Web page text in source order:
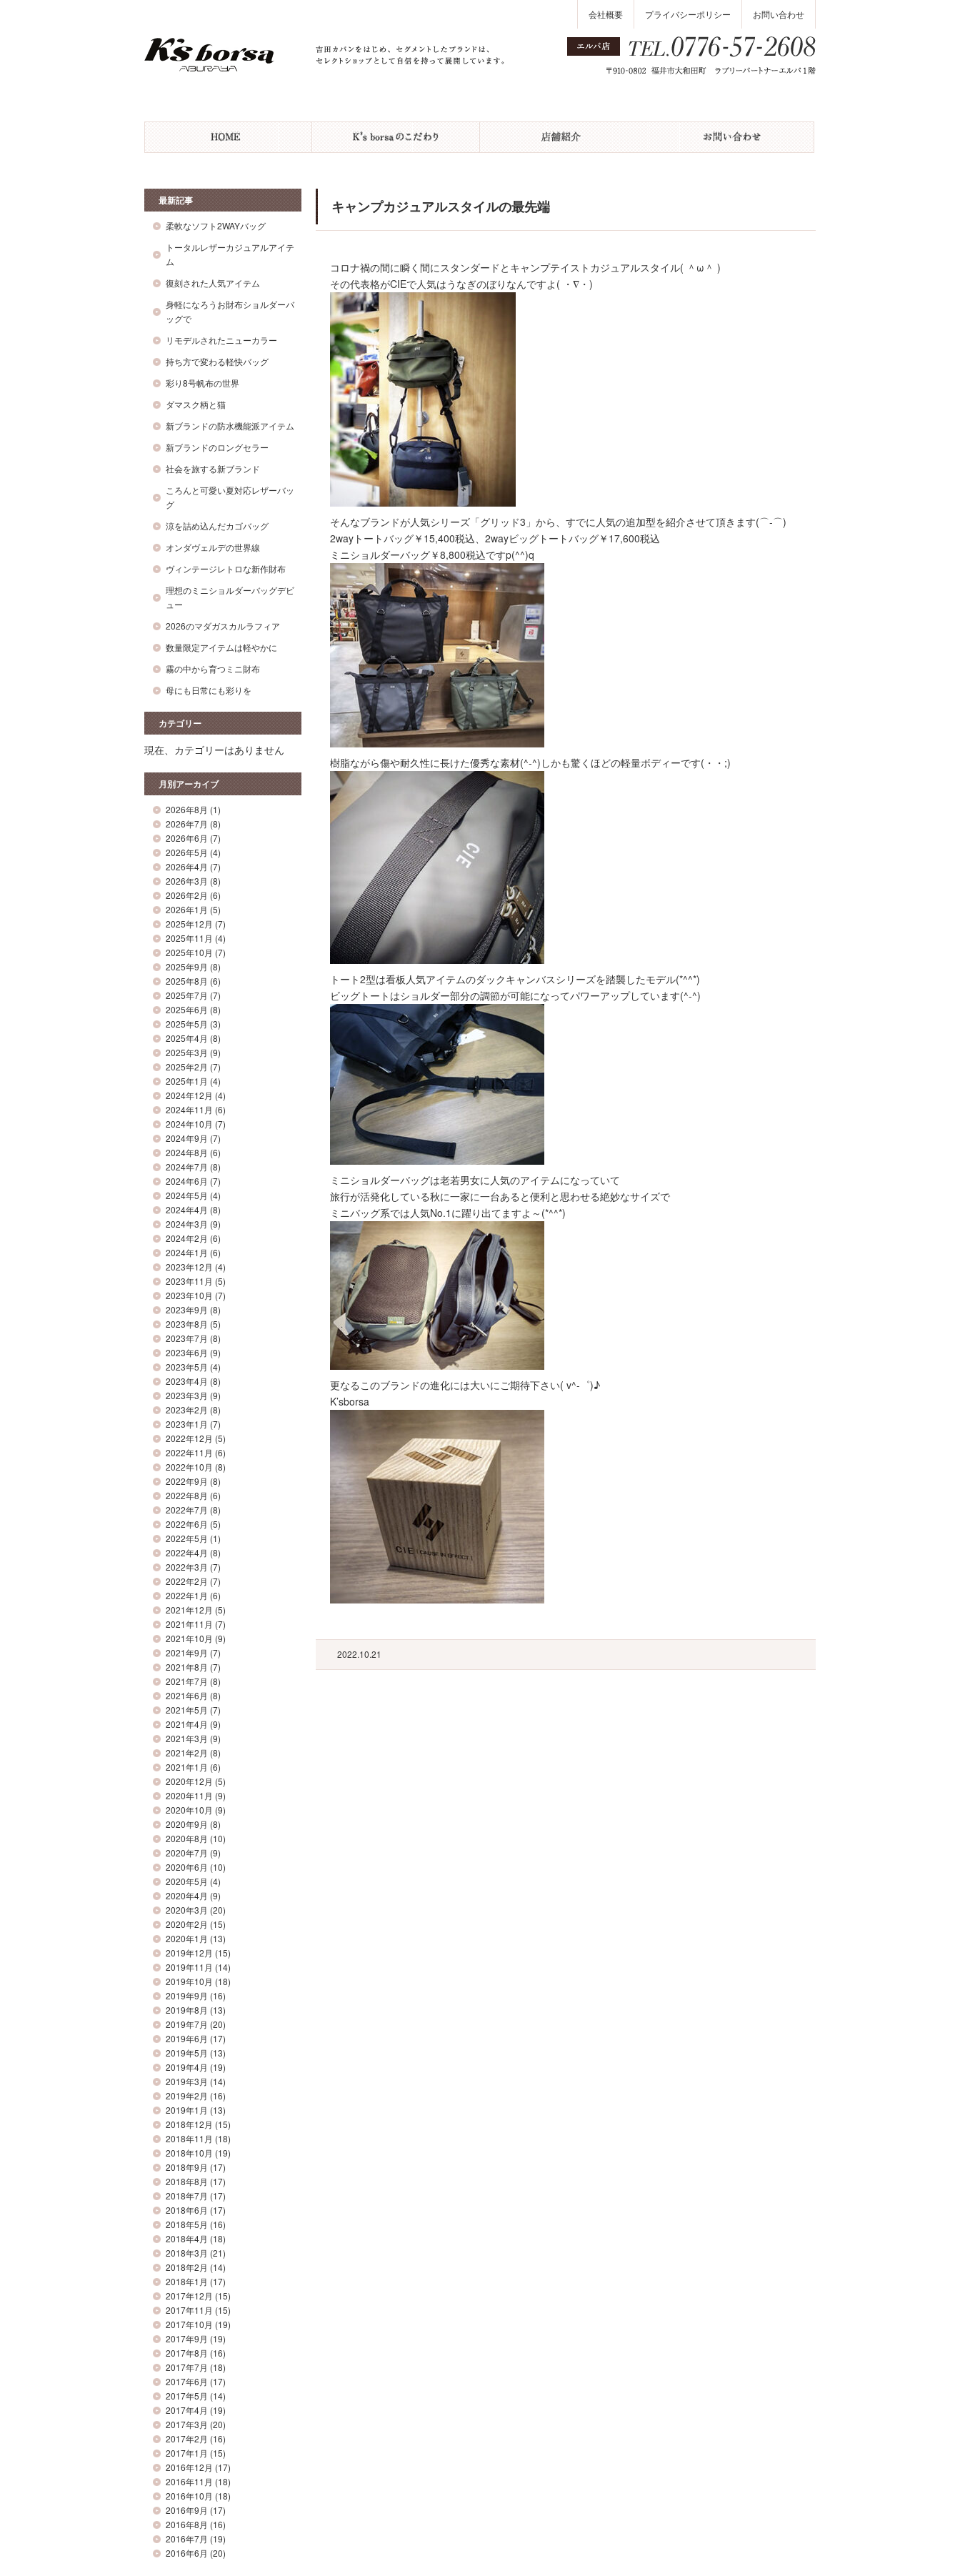
会社概要 プライバシーポリシー お問い合わせ
最新記事
柔軟なソフト2WAYバッグ
トータルレザーカジュアルアイテ
ム
復刻された人気アイテム
身軽になろうお財布ショルダーバ
ッグで
リモデルされたニューカラー
持ち方で変わる軽快バッグ
彩り8号帆布の世界
ダマスク柄と猫
新ブランドの防水機能派アイテム
新ブランドのロングセラー
社会を旅する新ブランド
ころんと可愛い夏対応レザーバッ
グ
涼を詰め込んだカゴバッグ
オンダヴェルデの世界線
ヴィンテージレトロな新作財布
理想のミニショルダーバッグデビ
ュー
2026のマダガスカルラフィア
数量限定アイテムは軽やかに
霧の中から育つミニ財布
母にも日常にも彩りを
カテゴリー
現在、カテゴリーはありません
月別アーカイブ
2026年8月 (1)
2026年7月 (8)
2026年6月 (7)
2026年5月 (4)
2026年4月 (7)
2026年3月 (8)
2026年2月 (6)
2026年1月 (5)
2025年12月 (7)
2025年11月 (4)
2025年10月 (7)
2025年9月 (8)
2025年8月 (6)
2025年7月 (7)
2025年6月 (8)
2025年5月 (3)
2025年4月 (8)
2025年3月 (9)
2025年2月 (7)
2025年1月 (4)
2024年12月 (4)
2024年11月 (6)
2024年10月 (7)
2024年9月 (7)
2024年8月 (6)
2024年7月 (8)
2024年6月 (7)
2024年5月 (4)
2024年4月 (8)
2024年3月 (9)
2024年2月 (6)
2024年1月 (6)
2023年12月 (4)
2023年11月 (5)
2023年10月 (7)
2023年9月 (8)
2023年8月 (5)
2023年7月 (8)
2023年6月 (9)
2023年5月 (4)
2023年4月 (8)
2023年3月 (9)
2023年2月 (8)
2023年1月 (7)
2022年12月 (5)
2022年11月 (6)
2022年10月 (8)
2022年9月 (8)
2022年8月 (6)
2022年7月 (8)
2022年6月 (5)
2022年5月 (1)
2022年4月 (8)
2022年3月 (7)
2022年2月 (7)
2022年1月 (6)
2021年12月 (5)
2021年11月 (7)
2021年10月 (9)
2021年9月 (7)
2021年8月 (7)
2021年7月 (8)
2021年6月 (8)
2021年5月 (7)
2021年4月 (9)
2021年3月 (9)
2021年2月 (8)
2021年1月 (6)
2020年12月 (5)
2020年11月 (9)
2020年10月 (9)
2020年9月 (8)
2020年8月 (10)
2020年7月 (9)
2020年6月 (10)
2020年5月 (4)
2020年4月 (9)
2020年3月 (20)
2020年2月 (15)
2020年1月 (13)
2019年12月 (15)
2019年11月 (14)
2019年10月 (18)
2019年9月 (16)
2019年8月 (13)
2019年7月 (20)
2019年6月 (17)
2019年5月 (13)
2019年4月 (19)
2019年3月 (14)
2019年2月 (16)
2019年1月 (13)
2018年12月 (15)
2018年11月 (18)
2018年10月 (19)
2018年9月 (17)
2018年8月 (17)
2018年7月 (17)
2018年6月 (17)
2018年5月 (16)
2018年4月 (18)
2018年3月 (21)
2018年2月 (14)
2018年1月 (17)
2017年12月 (15)
2017年11月 (15)
2017年10月 (19)
2017年9月 (19)
2017年8月 (16)
2017年7月 (18)
2017年6月 (17)
2017年5月 (14)
2017年4月 (19)
2017年3月 (20)
2017年2月 (16)
2017年1月 (15)
2016年12月 (17)
2016年11月 (18)
2016年10月 (18)
2016年9月 (17)
2016年8月 (16)
2016年7月 (19)
2016年6月 (20)
キャンプカジュアルスタイルの最先端
コロナ禍の間に瞬く間にスタンダードとキャンプテイストカジュアルスタイル( ＾ω＾ )
その代表格がCIEで人気はうなぎのぼりなんですよ( ・∇・)
そんなブランドが人気シリーズ「グリッド3」から、すでに人気の追加型を紹介させて頂きます(⌒‐⌒)
2wayトートバッグ￥15,400税込、2wayビッグトートバッグ￥17,600税込
ミニショルダーバッグ￥8,800税込ですp(^^)q
樹脂ながら傷や耐久性に長けた優秀な素材(^-^)しかも驚くほどの軽量ボディーです(・・;)
トート2型は看板人気アイテムのダックキャンバスシリーズを踏襲したモデル(*^^*)
ビッグトートはショルダー部分の調節が可能になってパワーアップしています(^-^)
ミニショルダーバッグは老若男女に人気のアイテムになっていて
旅行が活発化している秋に一家に一台あると便利と思わせる絶妙なサイズで
ミニバッグ系では人気No.1に躍り出てますよ～(*^^*)
更なるこのブランドの進化には大いにご期待下さい( v^-゜)♪
K’sborsa
2022.10.21